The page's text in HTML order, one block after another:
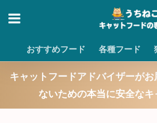
おすすめフード 各種フード
キャットフードアドバイザーが
ないための本当に安全なキ